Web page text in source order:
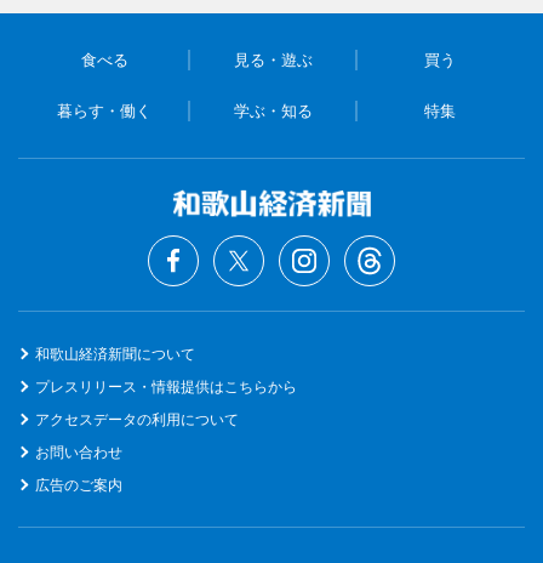
食べる 見る・遊ぶ 買う
暮らす・働く 学ぶ・知る 特集
和歌山経済新聞について
プレスリリース・情報提供はこちらから
アクセスデータの利用について
お問い合わせ
広告のご案内